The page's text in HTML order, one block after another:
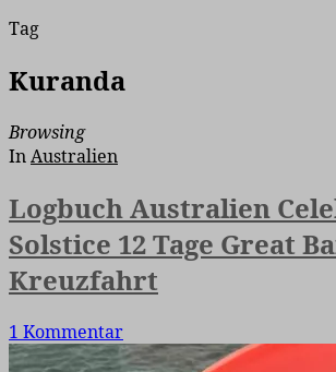
Tag
Kuranda
Browsing
InAustralien
Logbuch Australien
Solstice 12 Tage Great
Kreuzfahrt
1 Kommentar